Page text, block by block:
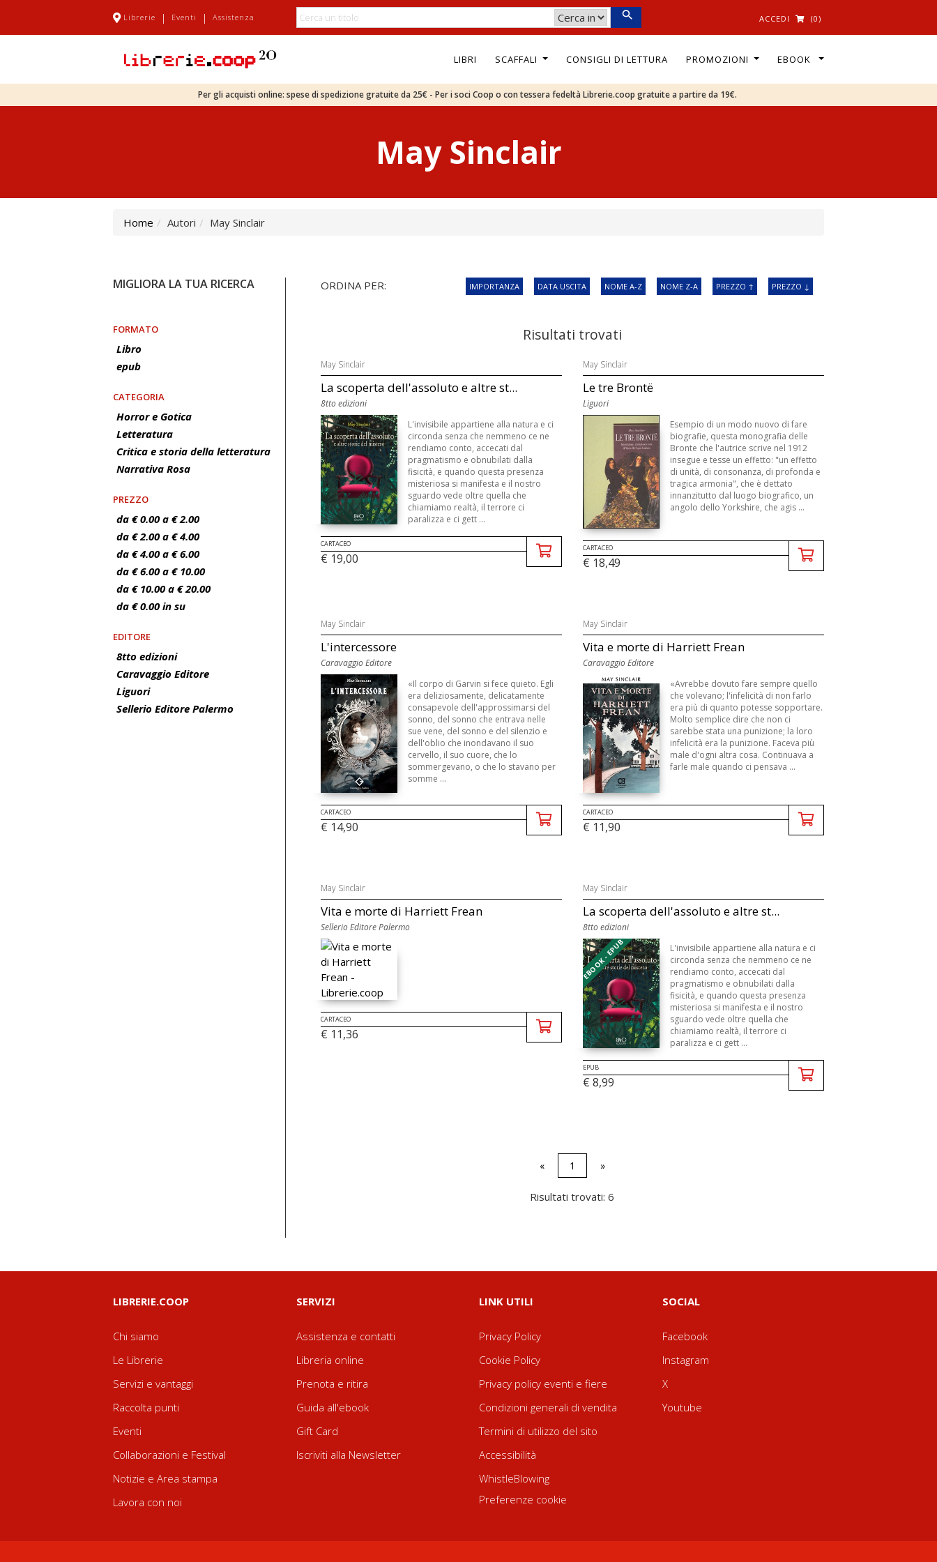
Librerie | Eventi | Assistenza ACCEDI (0)
LIBRI SCAFFALI CONSIGLI DI LETTURA PROMOZIONI EBOOK
Per gli acquisti online: spese di spedizione gratuite da 25€ - Per i soci Coop o con tessera fedeltà Librerie.coop gratuite a partire da 19€.
May Sinclair
Home Autori May Sinclair
MIGLIORA LA TUA RICERCA
FORMATO
Libro
epub
CATEGORIA
Horror e Gotica
Letteratura
Critica e storia della letteratura
Narrativa Rosa
PREZZO
da € 0.00 a € 2.00
da € 2.00 a € 4.00
da € 4.00 a € 6.00
da € 6.00 a € 10.00
da € 10.00 a € 20.00
da € 0.00 in su
EDITORE
8tto edizioni
Caravaggio Editore
Liguori
Sellerio Editore Palermo
ORDINA PER: IMPORTANZA DATA USCITA NOME A-Z NOME Z-A PREZZO ↑ PREZZO ↓
Risultati trovati
May Sinclair
La scoperta dell'assoluto e altre st...
8tto edizioni
L'invisibile appartiene alla natura e ci
circonda senza che nemmeno ce ne
rendiamo conto, accecati dal
pragmatismo e obnubilati dalla
fisicità, e quando questa presenza
misteriosa si manifesta e il nostro
sguardo vede oltre quella che
chiamiamo realtà, il terrore ci
paralizza e ci gett ...
CARTACEO
€ 19,00
May Sinclair
Le tre Brontë
Liguori
Esempio di un modo nuovo di fare
biografie, questa monografia delle
Bronte che l'autrice scrive nel 1912
insegue e tesse un effetto: "un effetto
di unità, di consonanza, di profonda e
tragica armonia", che è dettato
innanzitutto dal luogo biografico, un
angolo dello Yorkshire, che agis ...
CARTACEO
€ 18,49
May Sinclair
L'intercessore
Caravaggio Editore
«Il corpo di Garvin si fece quieto. Egli
era deliziosamente, delicatamente
consapevole dell'approssimarsi del
sonno, del sonno che entrava nelle
sue vene, del sonno e del silenzio e
dell'oblio che inondavano il suo
cervello, il suo cuore, che lo
sommergevano, o che lo stavano per
somme ...
CARTACEO
€ 14,90
May Sinclair
Vita e morte di Harriett Frean
Caravaggio Editore
«Avrebbe dovuto fare sempre quello
che volevano; l'infelicità di non farlo
era più di quanto potesse sopportare.
Molto semplice dire che non ci
sarebbe stata una punizione; la loro
infelicità era la punizione. Faceva più
male d'ogni altra cosa. Continuava a
farle male quando ci pensava ...
CARTACEO
€ 11,90
May Sinclair
Vita e morte di Harriett Frean
Sellerio Editore Palermo
CARTACEO
€ 11,36
May Sinclair
La scoperta dell'assoluto e altre st...
8tto edizioni
EBOOK - EPUB
L'invisibile appartiene alla natura e ci
circonda senza che nemmeno ce ne
rendiamo conto, accecati dal
pragmatismo e obnubilati dalla
fisicità, e quando questa presenza
misteriosa si manifesta e il nostro
sguardo vede oltre quella che
chiamiamo realtà, il terrore ci
paralizza e ci gett ...
EPUB
€ 8,99
« 1 »
Risultati trovati: 6
LIBRERIE.COOP
Chi siamo
Le Librerie
Servizi e vantaggi
Raccolta punti
Eventi
Collaborazioni e Festival
Notizie e Area stampa
Lavora con noi
SERVIZI
Assistenza e contatti
Libreria online
Prenota e ritira
Guida all'ebook
Gift Card
Iscriviti alla Newsletter
LINK UTILI
Privacy Policy
Cookie Policy
Privacy policy eventi e fiere
Condizioni generali di vendita
Termini di utilizzo del sito
Accessibilità
WhistleBlowing
Preferenze cookie
SOCIAL
Facebook
Instagram
X
Youtube